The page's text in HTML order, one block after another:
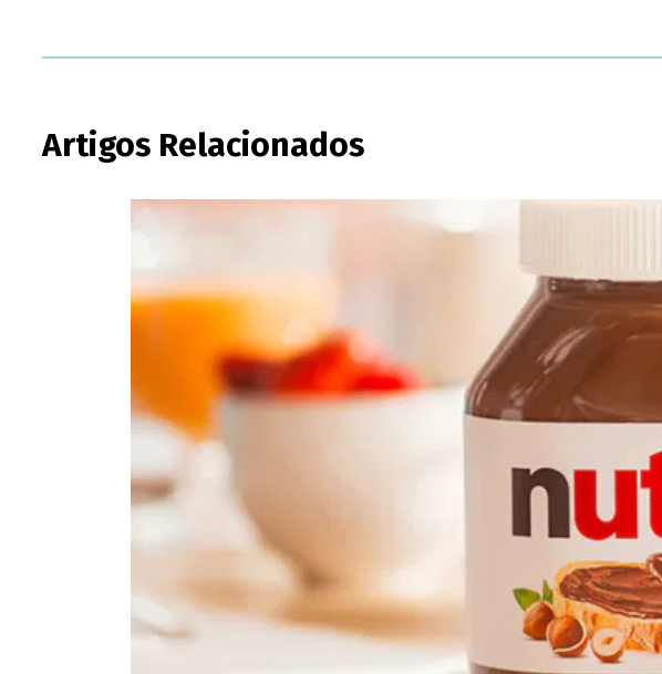
Artigos Relacionados